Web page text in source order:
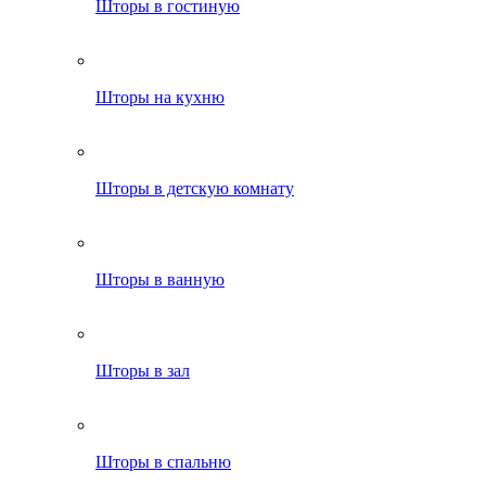
Шторы в гостиную
Шторы на кухню
Шторы в детскую комнату
Шторы в ванную
Шторы в зал
Шторы в спальню